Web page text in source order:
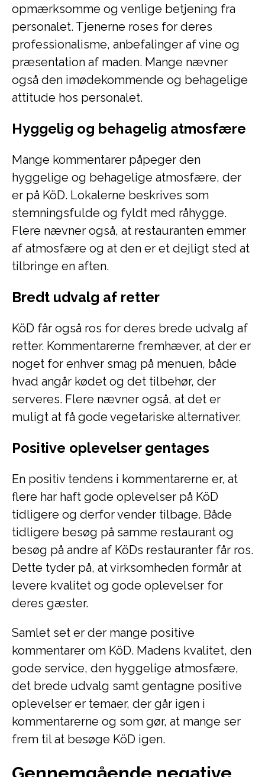
opmærksomme og venlige betjening fra
personalet. Tjenerne roses for deres
professionalisme, anbefalinger af vine og
præsentation af maden. Mange nævner
også den imødekommende og behagelige
attitude hos personalet.
Hyggelig og behagelig atmosfære
Mange kommentarer påpeger den
hyggelige og behagelige atmosfære, der
er på KöD. Lokalerne beskrives som
stemningsfulde og fyldt med råhygge.
Flere nævner også, at restauranten emmer
af atmosfære og at den er et dejligt sted at
tilbringe en aften.
Bredt udvalg af retter
KöD får også ros for deres brede udvalg af
retter. Kommentarerne fremhæver, at der er
noget for enhver smag på menuen, både
hvad angår kødet og det tilbehør, der
serveres. Flere nævner også, at det er
muligt at få gode vegetariske alternativer.
Positive oplevelser gentages
En positiv tendens i kommentarerne er, at
flere har haft gode oplevelser på KöD
tidligere og derfor vender tilbage. Både
tidligere besøg på samme restaurant og
besøg på andre af KöDs restauranter får ros.
Dette tyder på, at virksomheden formår at
levere kvalitet og gode oplevelser for
deres gæster.
Samlet set er der mange positive
kommentarer om KöD. Madens kvalitet, den
gode service, den hyggelige atmosfære,
det brede udvalg samt gentagne positive
oplevelser er temaer, der går igen i
kommentarerne og som gør, at mange ser
frem til at besøge KöD igen.